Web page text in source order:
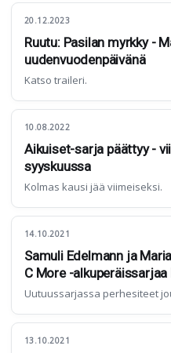
20.12.2023
Ruutu: Pasilan myrkky -
uudenvuodenpäivänä
Katso traileri.
10.08.2022
Aikuiset-sarja päättyy -
syyskuussa
Kolmas kausi jää viimeiseksi.
14.10.2021
Samuli Edelmann ja
C More -
Uutuussarjassa perhesiteet
13.10.2021